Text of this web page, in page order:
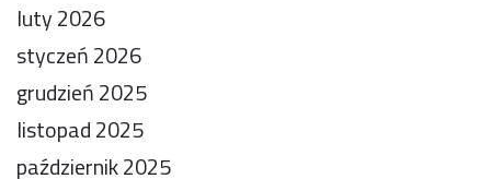
luty 2026
styczeń 2026
grudzień 2025
listopad 2025
październik 2025